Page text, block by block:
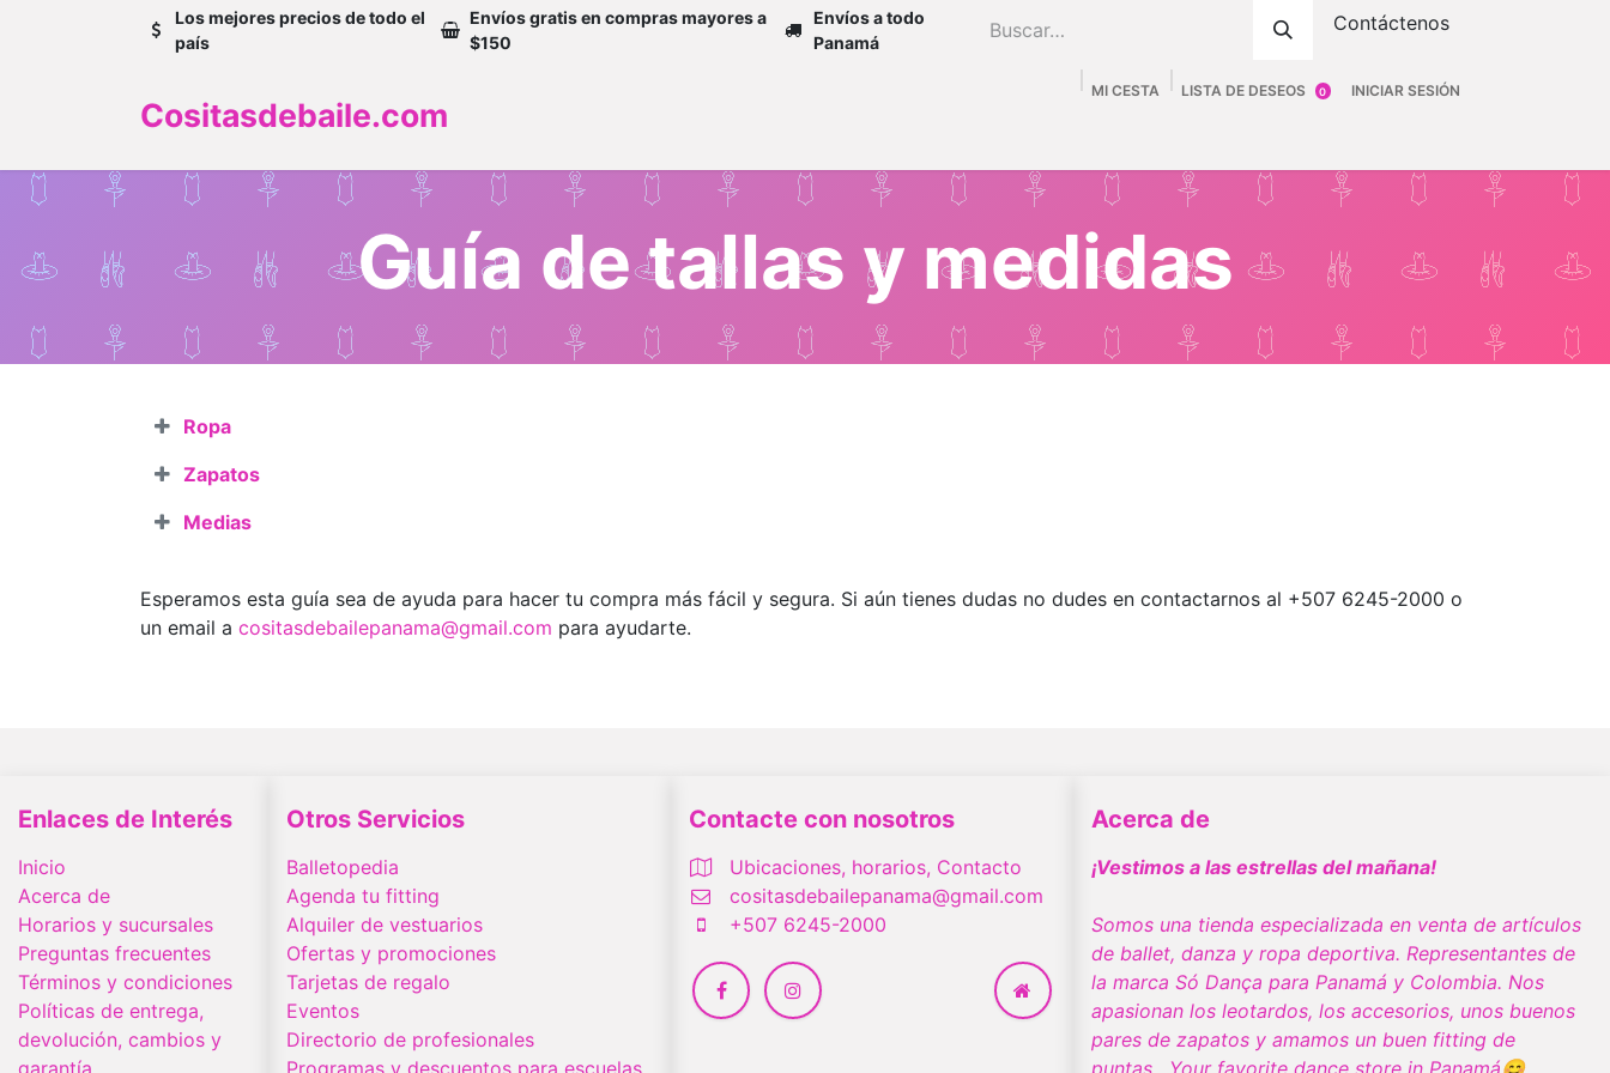
Los mejores precios de todo el
país
Envíos gratis en compras mayores a
$150
Envíos a todo
Panamá
Contáctenos
Cositasdebaile.com
MI CESTA 0
LISTA DE DESEOS INICIAR SESIÓN
Guía de tallas y medidas
Ropa
Zapatos
Medias
Esperamos esta guía sea de ayuda para hacer tu compra más fácil y segura. Si aún tienes dudas no dudes en contactarnos al +507 6245-2000 o
un email a cositasdebailepanama@gmail.com para ayudarte.
Enlaces de Interés
Inicio
Acerca de
Horarios y sucursales
Preguntas frecuentes
Términos y condiciones
Políticas de entrega,
devolución, cambios y
garantía
Otros Servicios
Balletopedia
Agenda tu fitting
Alquiler de vestuarios
Ofertas y promociones
Tarjetas de regalo
Eventos
Directorio de profesionales
Programas y descuentos para escuelas
Contacte con nosotros
Ubicaciones, horarios, Contacto
cositasdebailepanama@gmail.com
+507 6245-2000
Acerca de
¡Vestimos a las estrellas del mañana!
Somos una tienda especializada en venta de artículos
de ballet, danza y ropa deportiva. Representantes de
la marca Só Dança para Panamá y Colombia. Nos
apasionan los leotardos, los accesorios, unos buenos
pares de zapatos y amamos un buen fitting de
puntas. Your favorite dance store in Panamá😊.